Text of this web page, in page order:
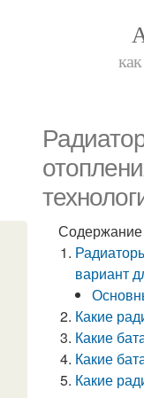
Содержание
вариант
Какие
Какие
Какие
Какие